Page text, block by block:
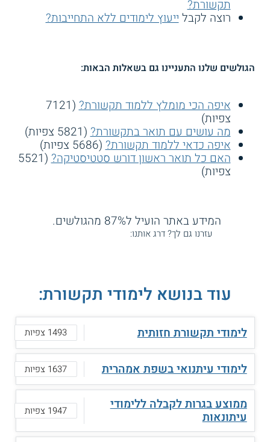
תקשורת?
רוצה לקבלייעוץ לימודים ללא התחייבות?
הגולשים שלנו התעניינו גם בשאלות הבאות:
איפה הכי מומלץ ללמוד תקשורת? (7121
צפיות)
מה עושים עם תואר בתקשורת?(5821 צפיות)
איפה כדאי ללמוד תקשורת?(5686 צפיות)
האם כל תואר ראשון דורש סטטיסטיקה? (5521
צפיות)
המידע באתר הועיל ל87% מהגולשים.
עזרנו גם לך? דרג אותנו:
עוד בנושא לימודי תקשורת:
לימודי תקשורת חזותית 1493 צפיות
לימודי עיתנואי בשפת אמהרית 1637 צפיות
ממוצע בגרות לקבלה ללימודי
עיתונאות 1947 צפיות